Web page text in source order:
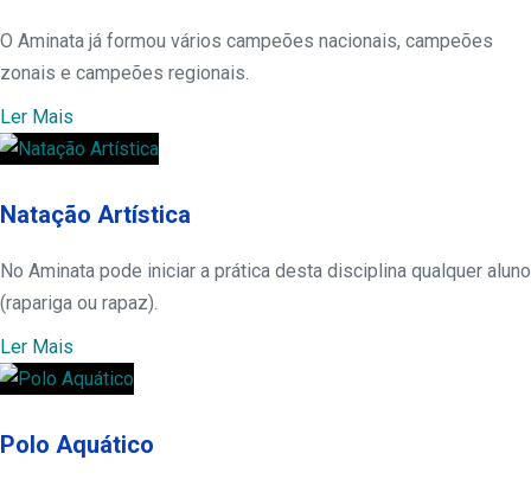
O Aminata já formou vários campeões nacionais, campeões
zonais e campeões regionais.
Ler Mais
Natação Artística
No Aminata pode iniciar a prática desta disciplina qualquer aluno
(rapariga ou rapaz).
Ler Mais
Polo Aquático